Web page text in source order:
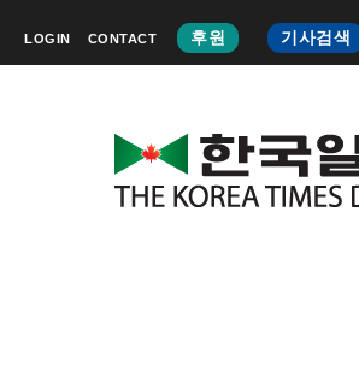
LOGIN CONTACT 후원 기사검색